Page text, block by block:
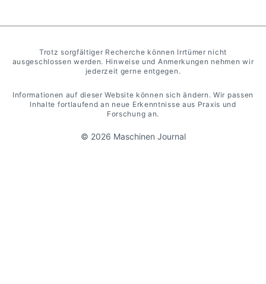
Trotz sorgfältiger Recherche können Irrtümer nicht
ausgeschlossen werden. Hinweise und Anmerkungen nehmen wir
jederzeit gerne entgegen.
Informationen auf dieser Website können sich ändern. Wir passen
Inhalte fortlaufend an neue Erkenntnisse aus Praxis und
Forschung an.
© 2026 Maschinen Journal